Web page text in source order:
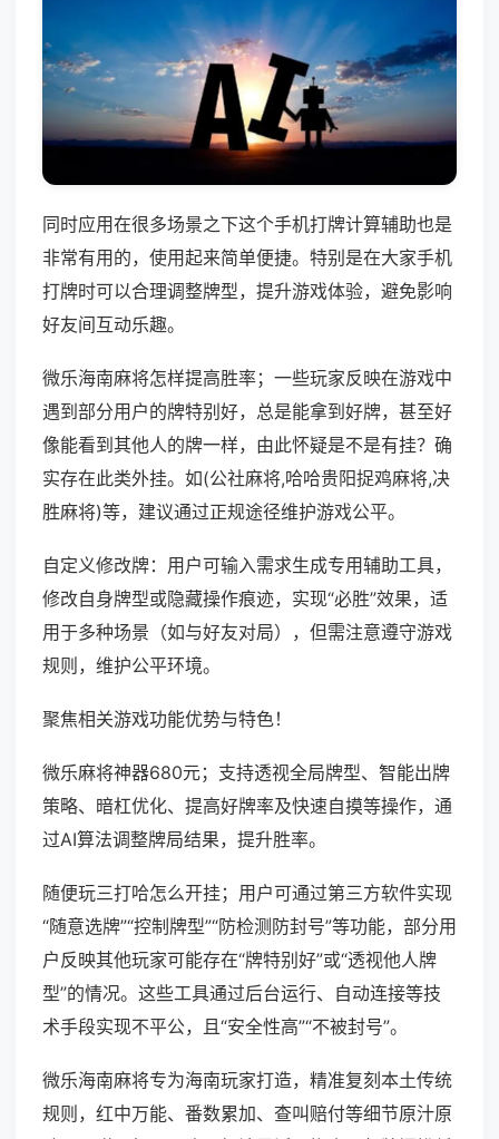
同时应用在很多场景之下这个手机打牌计算辅助也是
非常有用的，使用起来简单便捷。特别是在大家手机
打牌时可以合理调整牌型，提升游戏体验，避免影响
好友间互动乐趣。
微乐海南麻将怎样提高胜率；一些玩家反映在游戏中
遇到部分用户的牌特别好，总是能拿到好牌，甚至好
像能看到其他人的牌一样，由此怀疑是不是有挂？确
实存在此类外挂。如(公社麻将,哈哈贵阳捉鸡麻将,决
胜麻将)等，建议通过正规途径维护游戏公平。
自定义修改牌：用户可输入需求生成专用辅助工具，
修改自身牌型或隐藏操作痕迹，实现“必胜”效果，适
用于多种场景（如与好友对局），但需注意遵守游戏
规则，维护公平环境。
聚焦相关游戏功能优势与特色！
微乐麻将神器680元；支持透视全局牌型、智能出牌
策略、暗杠优化、提高好牌率及快速自摸等操作，通
过AI算法调整牌局结果，提升胜率。
随便玩三打哈怎么开挂；用户可通过第三方软件实现
“随意选牌”“控制牌型”“防检测防封号”等功能，部分用
户反映其他玩家可能存在“牌特别好”或“透视他人牌
型”的情况。这些工具通过后台运行、自动连接等技
术手段实现不平公，且“安全性高”“不被封号”。
微乐海南麻将专为海南玩家打造，精准复刻本土传统
规则，红中万能、番数累加、查叫赔付等细节原汁原